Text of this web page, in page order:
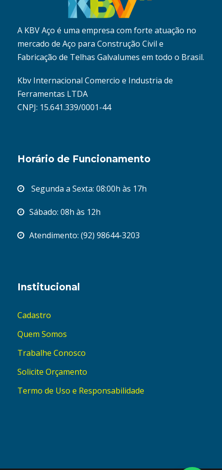
A KBV Aço é uma empresa com forte atuação no
mercado de Aço para Construção Civil e
Fabricação de Telhas Galvalumes em todo o Brasil.
Kbv Internacional Comercio e Industria de
Ferramentas LTDA
CNPJ: 15.641.339/0001-44
Horário de Funcionamento
Segunda a Sexta: 08:00h às 17h
Sábado: 08h às 12h
Atendimento: (92) 98644-3203
Institucional
Cadastro
Quem Somos
Trabalhe Conosco
Solicite Orçamento
Termo de Uso e Responsabilidade